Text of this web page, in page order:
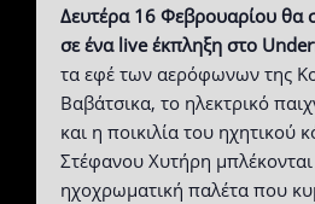
Δευτέρα 16 Φεβρουαρίου θα
σε ένα live έκπληξη στο
τα εφέ των αερόφωνων της
Βαβάτσικα, το ηλεκτρικό
και η ποικιλία του ηχητικού
Στέφανου Χυτήρη μπλέκονται
ηχοχρωματική παλέτα που